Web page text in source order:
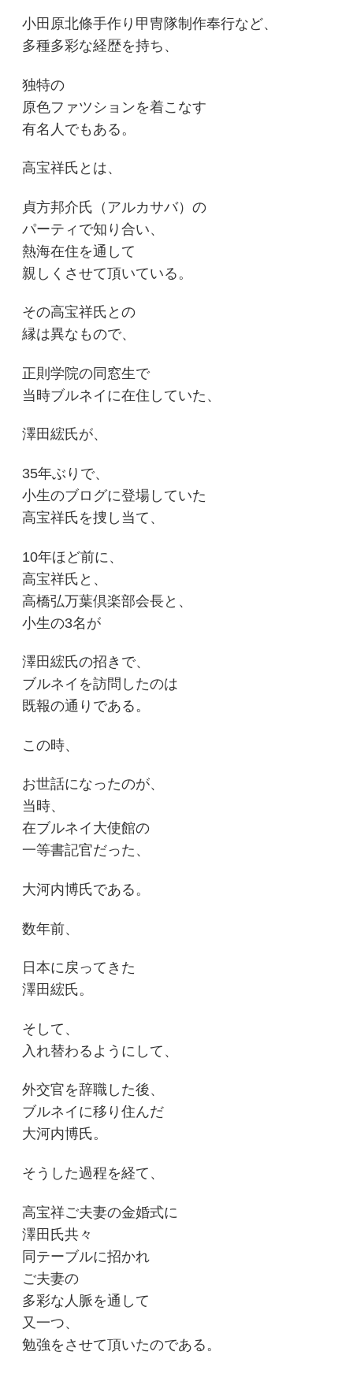
小田原北條手作り甲冑隊制作奉行など、
多種多彩な経歴を持ち、
独特の
原色ファツションを着こなす
有名人でもある。
高宝祥氏とは、
貞方邦介氏（アルカサバ）の
パーティで知り合い、
熱海在住を通して
親しくさせて頂いている。
その高宝祥氏との
縁は異なもので、
正則学院の同窓生で
当時ブルネイに在住していた、
澤田綋氏が、
35年ぶりで、
小生のブログに登場していた
高宝祥氏を捜し当て、
10年ほど前に、
高宝祥氏と、
高橋弘万葉倶楽部会長と、
小生の3名が
澤田綋氏の招きで、
ブルネイを訪問したのは
既報の通りである。
この時、
お世話になったのが、
当時、
在ブルネイ大使館の
一等書記官だった、
大河内博氏である。
数年前、
日本に戻ってきた
澤田綋氏。
そして、
入れ替わるようにして、
外交官を辞職した後、
ブルネイに移り住んだ
大河内博氏。
そうした過程を経て、
高宝祥ご夫妻の金婚式に
澤田氏共々
同テーブルに招かれ
ご夫妻の
多彩な人脈を通して
又一つ、
勉強をさせて頂いたのである。